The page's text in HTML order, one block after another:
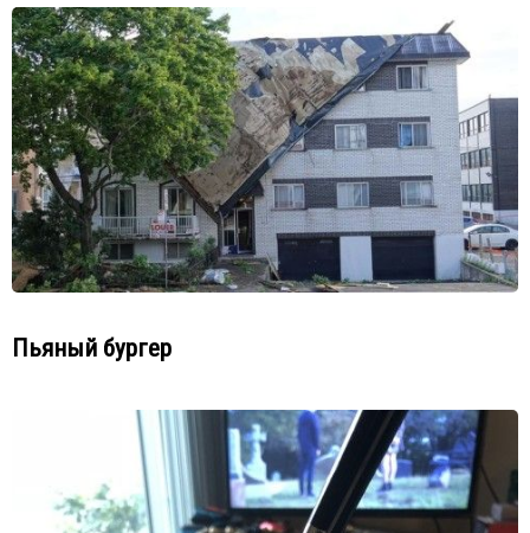
Пьяный бургер